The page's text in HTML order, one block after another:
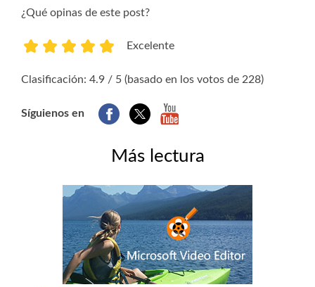
¿Qué opinas de este post?
Excelente
Clasificación: 4.9 / 5 (basado en los votos de 228)
Síguienos en
Más lectura